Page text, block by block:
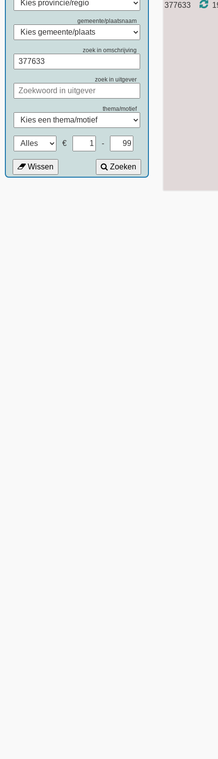
gemeente/plaatsnaam
zoek in omschrijving
zoek in uitgever
thema/motief
€ -
Wissen Zoeken
377633